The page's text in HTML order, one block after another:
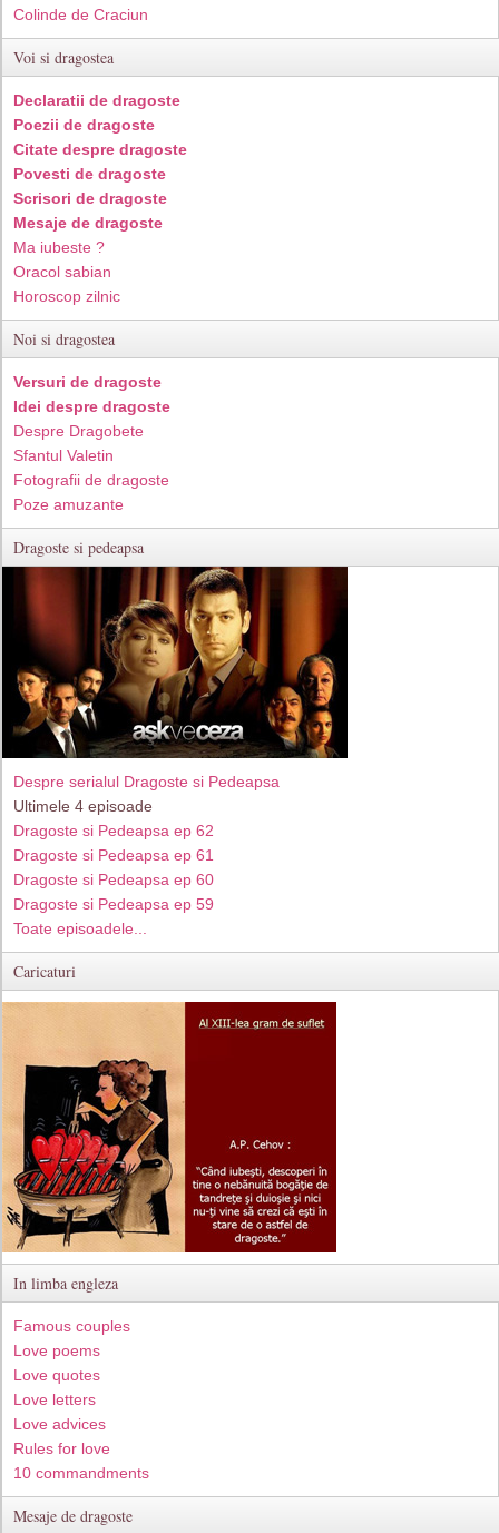
Colinde de Craciun
Voi si dragostea
Declaratii de dragoste
Poezii de dragoste
Citate despre dragoste
Povesti de dragoste
Scrisori de dragoste
Mesaje de dragoste
Ma iubeste ?
Oracol sabian
Horoscop zilnic
Noi si dragostea
Versuri de dragoste
Idei despre dragoste
Despre Dragobete
Sfantul Valetin
Fotografii de dragoste
Poze amuzante
Dragoste si pedeapsa
Despre serialul Dragoste si Pedeapsa
Ultimele 4 episoade
Dragoste si Pedeapsa ep 62
Dragoste si Pedeapsa ep 61
Dragoste si Pedeapsa ep 60
Dragoste si Pedeapsa ep 59
Toate episoadele...
Caricaturi
In limba engleza
Famous couples
Love poems
Love quotes
Love letters
Love advices
Rules for love
10 commandments
Mesaje de dragoste